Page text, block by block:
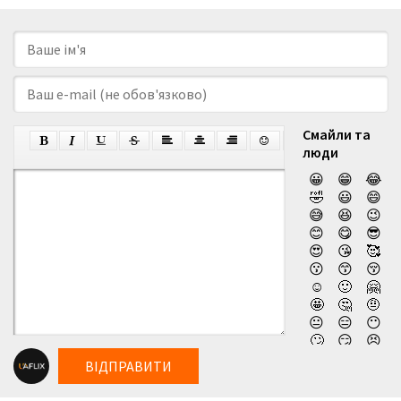
Смайли та
люди
😀
😁
😂
🤣
😃
😄
😅
😆
😉
😊
😋
😎
😍
😘
🥰
😗
😙
😚
☺️
🙂
🤗
🤩
🤔
🤨
😐
😑
😶
🙄
😏
😣
ВІДПРАВИТИ